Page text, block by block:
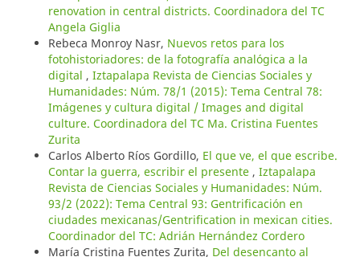
renovation in central districts. Coordinadora del TC
Angela Giglia
Rebeca Monroy Nasr, Nuevos retos para los
fotohistoriadores: de la fotografía analógica a la
digital , Iztapalapa Revista de Ciencias Sociales y
Humanidades: Núm. 78/1 (2015): Tema Central 78:
Imágenes y cultura digital / Images and digital
culture. Coordinadora del TC Ma. Cristina Fuentes
Zurita
Carlos Alberto Ríos Gordillo, El que ve, el que escribe.
Contar la guerra, escribir el presente , Iztapalapa
Revista de Ciencias Sociales y Humanidades: Núm.
93/2 (2022): Tema Central 93: Gentrificación en
ciudades mexicanas/Gentrification in mexican cities.
Coordinador del TC: Adrián Hernández Cordero
María Cristina Fuentes Zurita, Del desencanto al